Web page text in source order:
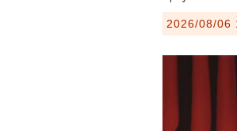
2026/08/06